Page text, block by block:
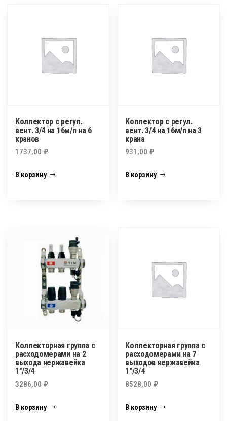
Коллектор с регул.
вент. 3/4 на 16м/п на 6
кранов
1737,00 ₽
В корзину
Коллектор с регул.
вент. 3/4 на 16м/п на 3
крана
931,00₽
В корзину
Коллекторная группа c
расходомерами на 2
выхода нержавейка
1″/3/4
3286,00 ₽
В корзину
Коллекторная группа c
расходомерами на 7
выходов нержавейка
1″/3/4
8528,00₽
В корзину